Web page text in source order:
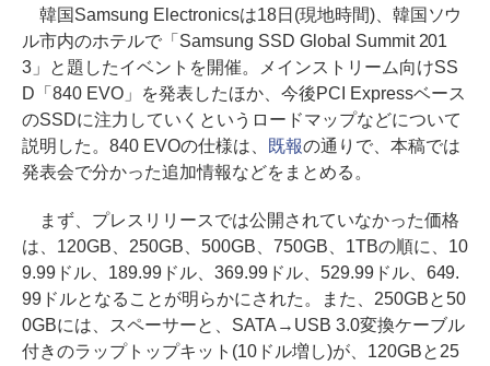
韓国Samsung Electronicsは18日(現地時間)、韓国ソウ
ル市内のホテルで「Samsung SSD Global Summit 201
3」と題したイベントを開催。メインストリーム向けSS
D「840 EVO」を発表したほか、今後PCI Expressベース
のSSDに注力していくというロードマップなどについて
説明した。840 EVOの仕様は、
既報の通りで、本稿では
発表会で分かった追加情報などをまとめる。
まず、プレスリリースでは公開されていなかった価格
は、120GB、250GB、500GB、750GB、1TBの順に、10
9.99ドル、189.99ドル、369.99ドル、529.99ドル、649.
99ドルとなることが明らかにされた。また、250GBと50
0GBには、スペーサーと、SATA→USB 3.0変換ケーブル
付きのラップトップキット(10ドル増し)が、120GBと25